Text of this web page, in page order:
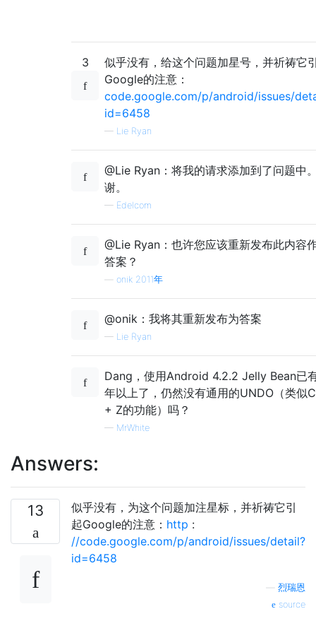
3
似乎没有，给这个问题加星号，并祈祷它
Google的注意：
code.google.com/p/android/issues/
id=6458
— Lie Ryan
@Lie Ryan：将我的请求添加到了问题中
谢。
— Edelcom
@Lie Ryan：也许您应该重新发布此内容
答案？
onik 2011年
@onik：我将其重新发布为答案
— Lie Ryan
Dang，使用Android 4.2.2 Jelly Bean已
年以上了，仍然没有通用的UNDO（类似
+ Z的功能）吗？
— MrWhite
Answers:
13
似乎没有，为这个问题加注星标，并祈祷它引
起Google的注意： http :
//code.google.com/p/android/issues/detail?
id=6458
烈瑞恩
source